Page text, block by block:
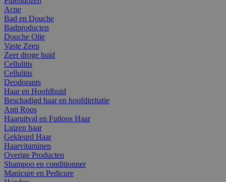
Acne
Bad en Douche
Badproducten
Douche Olie
Vaste Zeep
Zeer droge huid
Cellulitis
Cellulitis
Deodorants
Haar en Hoofdhuid
Beschadigd haar en hoofdirritatie
Anti Roos
Haaruitval en Futloos Haar
Luizen haar
Gekleurd Haar
Haarvitaminen
Overige Producten
Shampoo en conditionner
Manicure en Pedicure